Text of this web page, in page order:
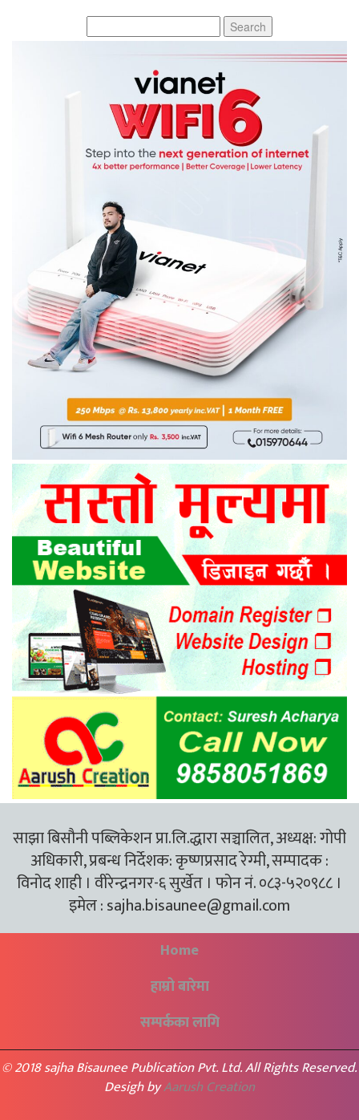
for:
साझा बिसौनी पब्लिकेशन प्रा.लि.द्धारा सञ्चालित, अध्यक्ष: गोपी
अधिकारी, प्रबन्ध निर्देशक: कृष्णप्रसाद रेग्मी, सम्पादक :
विनोद शाही । वीरेन्द्रनगर-६ सुर्खेत । फोन नं. ०८३-५२०९८८ ।
इमेल :sajha.bisaunee@gmail.com
Home
हाम्रो बारेमा
सम्पर्कका लागि
© 2018 sajha Bisaunee Publication Pvt. Ltd. All Rights Reserved.
Desigh byAarush Creation